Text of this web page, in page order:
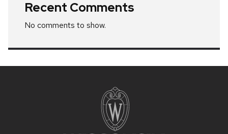
Recent Comments
No comments to show.